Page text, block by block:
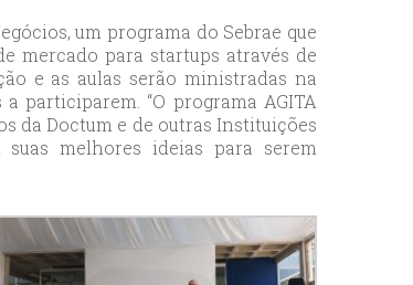
um programa do Sebrae que
mercado para startups através de
e as aulas serão ministradas na
participarem. “O programa AGITA
da Doctum e de outras Instituições
melhores ideias para serem